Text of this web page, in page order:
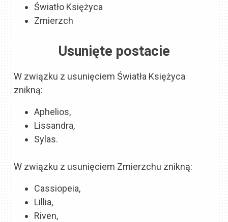
Światło Księżyca
Zmierzch
Usunięte postacie
W związku z usunięciem Światła Księżyca
znikną:
Aphelios,
Lissandra,
Sylas.
W związku z usunięciem Zmierzchu znikną:
Cassiopeia,
Lillia,
Riven,